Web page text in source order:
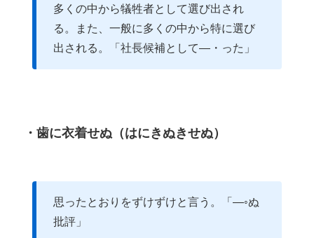
多くの中から犠牲者として選び出され
る。また、一般に多くの中から特に選び
出される。「社長候補として―・った」
・歯に衣着せぬ（はにきぬきせぬ）
思ったとおりをずけずけと言う。「―◦ぬ
批評」